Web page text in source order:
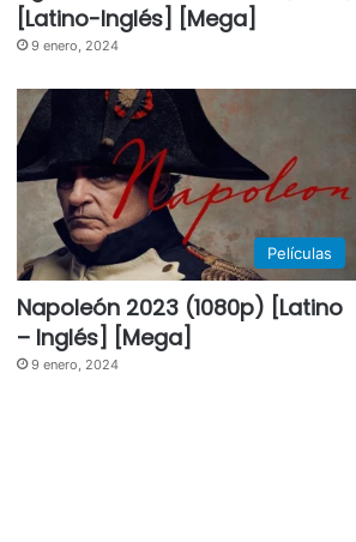
[Latino-Inglés] [Mega]
9 enero, 2024
Películas
Napoleón 2023 (1080p) [Latino
– Inglés] [Mega]
9 enero, 2024